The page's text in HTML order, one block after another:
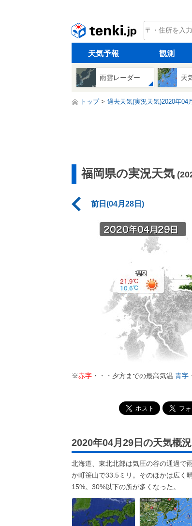
tenki.jp
天気予報 観測
雨雲レーダー 天
トップ 過去天気(実況天気)2020年04
福岡県の実況天気
前日(04月28日)
※赤字 ・・・夕方までの最高気温 青字
2020年04月29日の天気概況
北海道、東北北部は気圧の谷の通過で
か町笹山で33.5ミリ。そのほかは広く
15%。30%以下の所が多くなった。